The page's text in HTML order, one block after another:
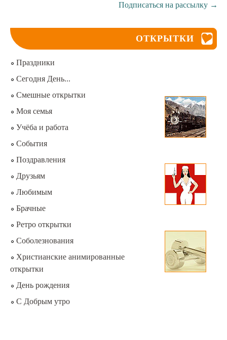
Подписаться на рассылку →
ОТКРЫТКИ
Праздники
Сегодня День...
Смешные открытки
Моя семья
Учёба и работа
События
Поздравления
Друзьям
Любимым
Брачные
Ретро открытки
Соболезнования
Христианские анимированные
открытки
День рождения
С Добрым утро